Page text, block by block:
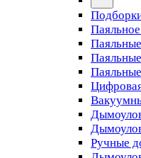
Ручные